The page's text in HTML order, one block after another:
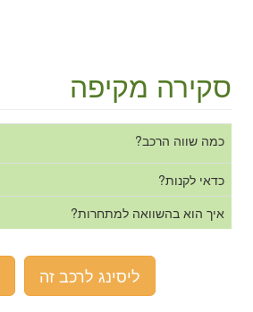
סקירה מקיפה
כמה שווה הרכב?
כדאי לקנות?
איך הוא בהשוואה למתחרות?
ליסינג לרכב זה